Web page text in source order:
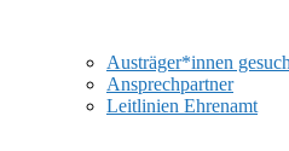
Austräger*innen
Ansprechpartner
Leitlinien Ehrenamt